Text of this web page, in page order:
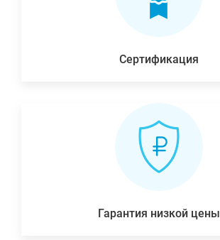
Сертификация
Гарантия низкой цены